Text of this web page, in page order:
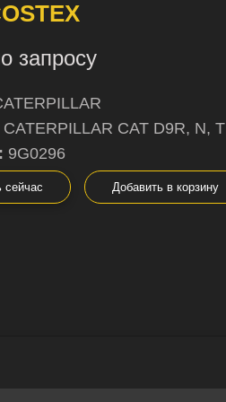
запросу
CATERPILLAR CAT D9R, N, T
9G0296
сейчас Добавить в корзину